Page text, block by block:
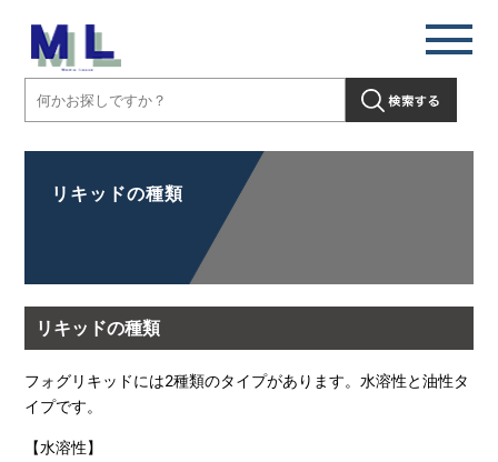
リキッドの種類
リキッドの種類
フォグリキッドには2種類のタイプがあります。水溶性と油性タ
イプです。
【水溶性】